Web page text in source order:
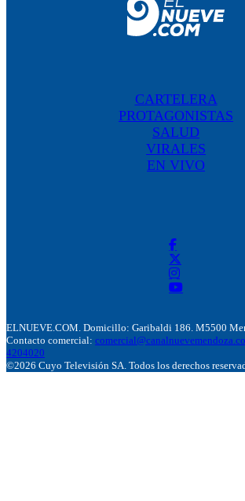
CARTELERA
PROTAGONISTAS
SALUD
VIRALES
EN VIVO
ELNUEVE.COM. Domicillo: Garibaldi 186. M5500
Contacto comercial:
4204020
©2026 Cuyo Televisión SA. Todos los derechos